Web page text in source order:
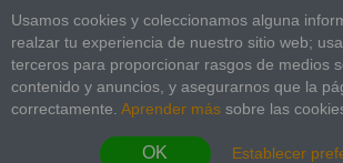
Usamos cookies y coleccionamos alguna
realzar tu experiencia de nuestro sitio web;
terceros para proporcionar rasgos de medios
contenido y anuncios, y asegurarnos que la
correctamente. Aprender más sobre las
OK Establecer